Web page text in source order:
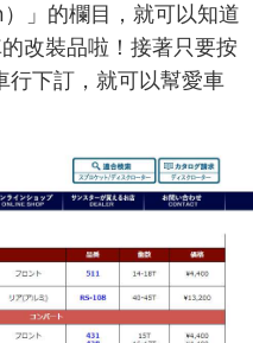
」的欄目，就可以知道
改裝品啦！接著只要按
行下訂，就可以幫愛車